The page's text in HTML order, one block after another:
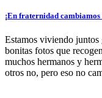
¡En fraternidad cambiamos
Estamos viviendo juntos
bonitas fotos que
muchos hermanos y
otros no, pero eso no